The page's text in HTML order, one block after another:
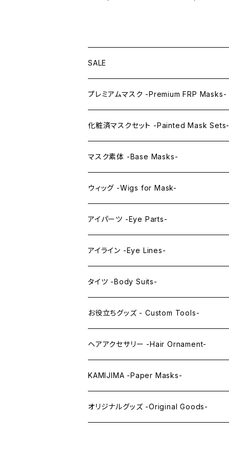
SALE
プレミアムマスク -Premium FRP Masks-
KAWAII PREMIUM Mask & Wig Sets
プレミアムマスク素体-Premium base
プレミアムウィッグ -Premium Wigs-
プレミアムレンズアイ -Premium Lens eye-
化粧済マスクセット -Painted Mask Sets-
KAWAII EX series
KAWAII series
IDOL series
PRINCESS series
KAWAII Little series
マスク素体 -Base Masks-
アニメマスク -Anime Masks-
ドールマスク -Doll Masks-
ウィッグ -Wigs for Mask-
ロング -Long-
ミドル -Middle-
アイパーツ -Eye Parts-
レンズアイ -Lens Eyes-
レンズアイ
レンズアイEX
クリスタルアイ -Crystal Eyes-
アイライン -Eye Lines-
アイラインステッカー -Eye Line Stickers-
まゆ毛 -Eyebrows-
まつ毛 -Eyelash-
タイツ -Body Suits-
全身タイツ -Full Body Suits-
上半身タイツ -Upper Body Suits-
お役立ちグッズ - Custom Tools-
カスタム用品 -Custom Tools-
ウィッグメンテナンス -Wig Maintenance-
ヘアアクセサリー -Hair Ornament-
KAMIJIMA -Paper Masks-
ペーパーマスク -Paper Masks-
オリジナルグッズ -Original Goods-